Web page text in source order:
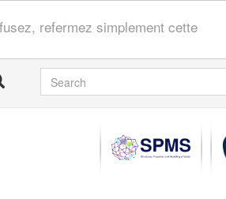
refermez simplement cette